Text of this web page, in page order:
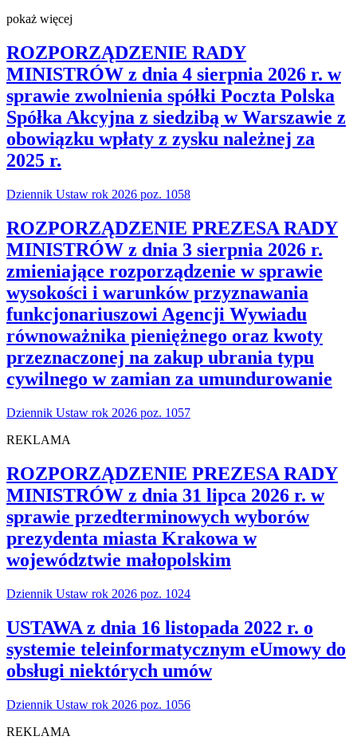
pokaż więcej
ROZPORZĄDZENIE RADY
MINISTRÓW z dnia 4 sierpnia 2026 r. w
sprawie zwolnienia spółki Poczta Polska
Spółka Akcyjna z siedzibą w Warszawie z
obowiązku wpłaty z zysku należnej za
2025 r.
Dziennik Ustaw rok 2026 poz. 1058
ROZPORZĄDZENIE PREZESA RADY
MINISTRÓW z dnia 3 sierpnia 2026 r.
zmieniające rozporządzenie w sprawie
wysokości i warunków przyznawania
funkcjonariuszowi Agencji Wywiadu
równoważnika pieniężnego oraz kwoty
przeznaczonej na zakup ubrania typu
cywilnego w zamian za umundurowanie
Dziennik Ustaw rok 2026 poz. 1057
REKLAMA
ROZPORZĄDZENIE PREZESA RADY
MINISTRÓW z dnia 31 lipca 2026 r. w
sprawie przedterminowych wyborów
prezydenta miasta Krakowa w
województwie małopolskim
Dziennik Ustaw rok 2026 poz. 1024
USTAWA z dnia 16 listopada 2022 r. o
systemie teleinformatycznym eUmowy do
obsługi niektórych umów
Dziennik Ustaw rok 2026 poz. 1056
REKLAMA